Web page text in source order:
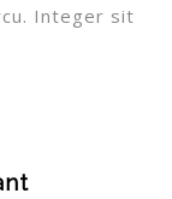
Integer sit